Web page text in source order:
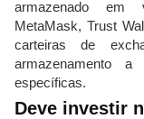
armazenado em
MetaMask, Trust
carteiras de
armazenamento a
específicas.
Deve investir